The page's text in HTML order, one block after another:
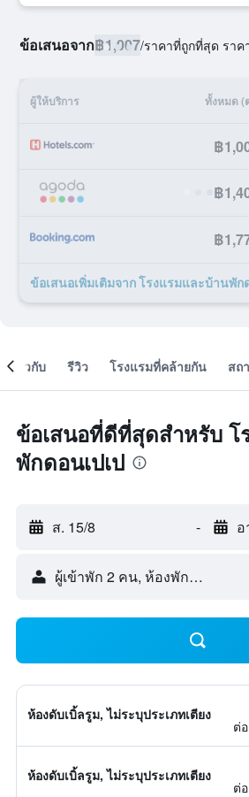
ข้อเสนอจาก฿1,007/ราคาที่ถูกที่สุด รา
ผู้ให้บริการ ทั้งหมด (
฿
฿
฿
ข้อเสนอเพิ่มเติมจาก โรงแรมและบ้านพัก
เกี่ยวกับ รีวิว โรงแรมที่คล้ายกัน สถ
ข้อเสนอที่ดีที่สุดสำหรับ โ
พักดอนเปเป
ส. 15/8 - อ
ผู้เข้าพัก 2 คน, ห้องพัก 1 ห้อง
ห้องดับเบิ้ลรูม, ไม่ระบุประเภทเตียง
ต่
ห้องดับเบิ้ลรูม, ไม่ระบุประเภทเตียง
ต่